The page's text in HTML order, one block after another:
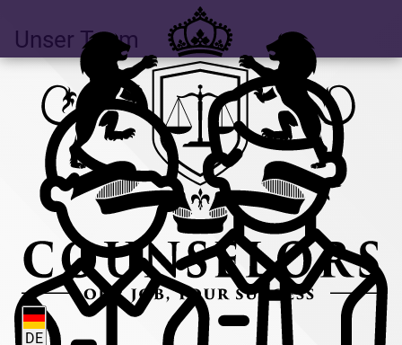
DE
Unser Team